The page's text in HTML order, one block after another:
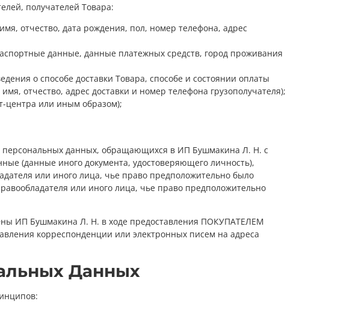
получателей Товара:
отчество, дата рождения, пол, номер телефона, адрес
данные, данные платежных средств, город проживания
о способе доставки Товара, способе и состоянии оплаты
отчество, адрес доставки и номер телефона грузополучателя);
центра или иным образом);
персональных данных, обращающихся в ИП Бушмакина Л. Н. с
(данные иного документа, удостоверяющего личность),
или иного лица, чье право предположительно было
или иного лица, чье право предположительно
ИП Бушмакина Л. Н. в ходе предоставления ПОКУПАТЕЛЕМ
корреспонденции или электронных писем на адреса
Данных